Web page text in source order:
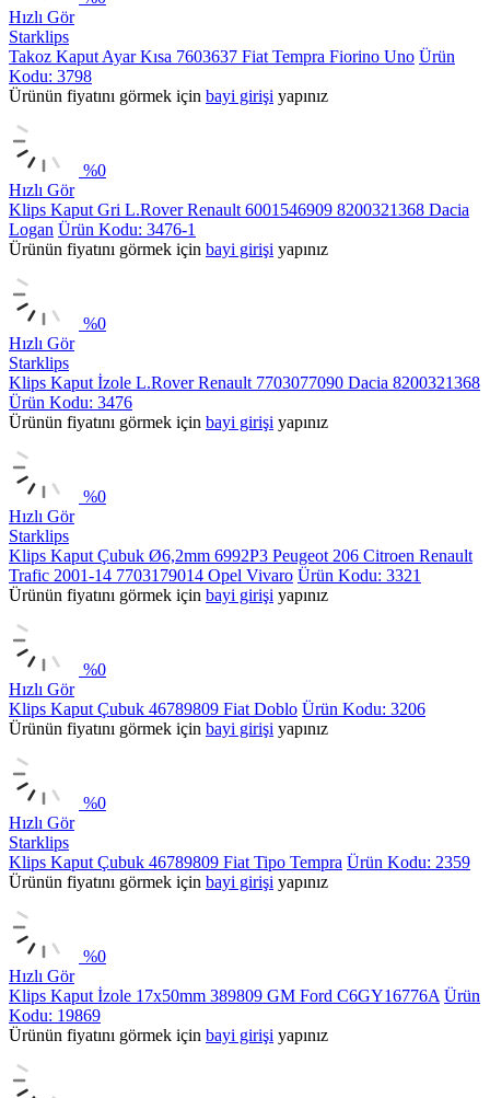
Hızlı Gör
Starklips
Takoz Kaput Ayar Kısa 7603637 Fiat Tempra Fiorino Uno Ürün
Kodu: 3798
Ürünün fiyatını görmek için bayi girişi yapınız
%0
Hızlı Gör
Klips Kaput Gri L.Rover Renault 6001546909 8200321368 Dacia
Logan Ürün Kodu: 3476-1
Ürünün fiyatını görmek için bayi girişi yapınız
%0
Hızlı Gör
Starklips
Klips Kaput İzole L.Rover Renault 7703077090 Dacia 8200321368
Ürün Kodu: 3476
Ürünün fiyatını görmek için bayi girişi yapınız
%0
Hızlı Gör
Starklips
Klips Kaput Çubuk Ø6,2mm 6992P3 Peugeot 206 Citroen Renault
Trafic 2001-14 7703179014 Opel Vivaro Ürün Kodu: 3321
Ürünün fiyatını görmek için bayi girişi yapınız
%0
Hızlı Gör
Klips Kaput Çubuk 46789809 Fiat Doblo Ürün Kodu: 3206
Ürünün fiyatını görmek için bayi girişi yapınız
%0
Hızlı Gör
Starklips
Klips Kaput Çubuk 46789809 Fiat Tipo Tempra Ürün Kodu: 2359
Ürünün fiyatını görmek için bayi girişi yapınız
%0
Hızlı Gör
Klips Kaput İzole 17x50mm 389809 GM Ford C6GY16776A Ürün
Kodu: 19869
Ürünün fiyatını görmek için bayi girişi yapınız